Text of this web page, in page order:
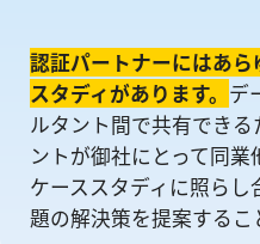
認証パートナーにはあ
スタディがあります。 デ
ルタント間で共有でき
ントが御社にとって同
ケーススタディに照ら
題の解決策を提案するこ